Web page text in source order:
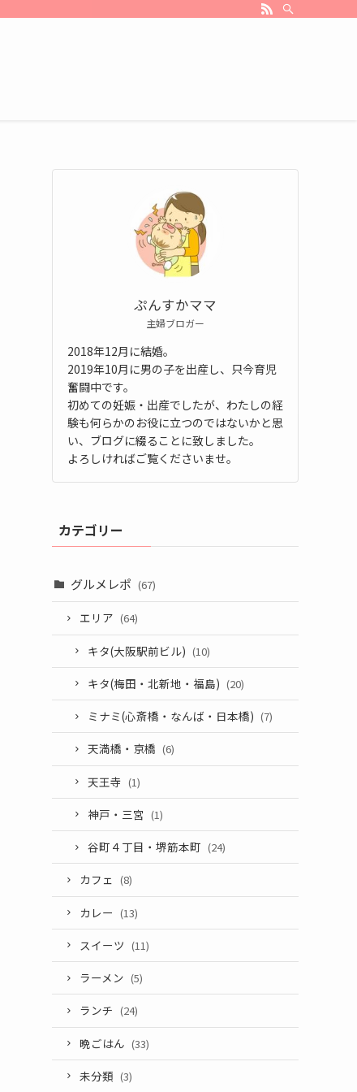
ぷんすかママ
主婦ブロガー
2018年12月に結婚。
2019年10月に男の子を出産し、只今育児
奮闘中です。
初めての妊娠・出産でしたが、わたしの経
験も何らかのお役に立つのではないかと思
い、ブログに綴ることに致しました。
よろしければご覧くださいませ。
カテゴリー
グルメレポ (67)
エリア (64)
キタ(大阪駅前ビル) (10)
キタ(梅田・北新地・福島) (20)
ミナミ(心斎橋・なんば・日本橋) (7)
天満橋・京橋 (6)
天王寺 (1)
神戸・三宮 (1)
谷町４丁目・堺筋本町 (24)
カフェ (8)
カレー (13)
スイーツ (11)
ラーメン (5)
ランチ (24)
晩ごはん (33)
未分類 (3)